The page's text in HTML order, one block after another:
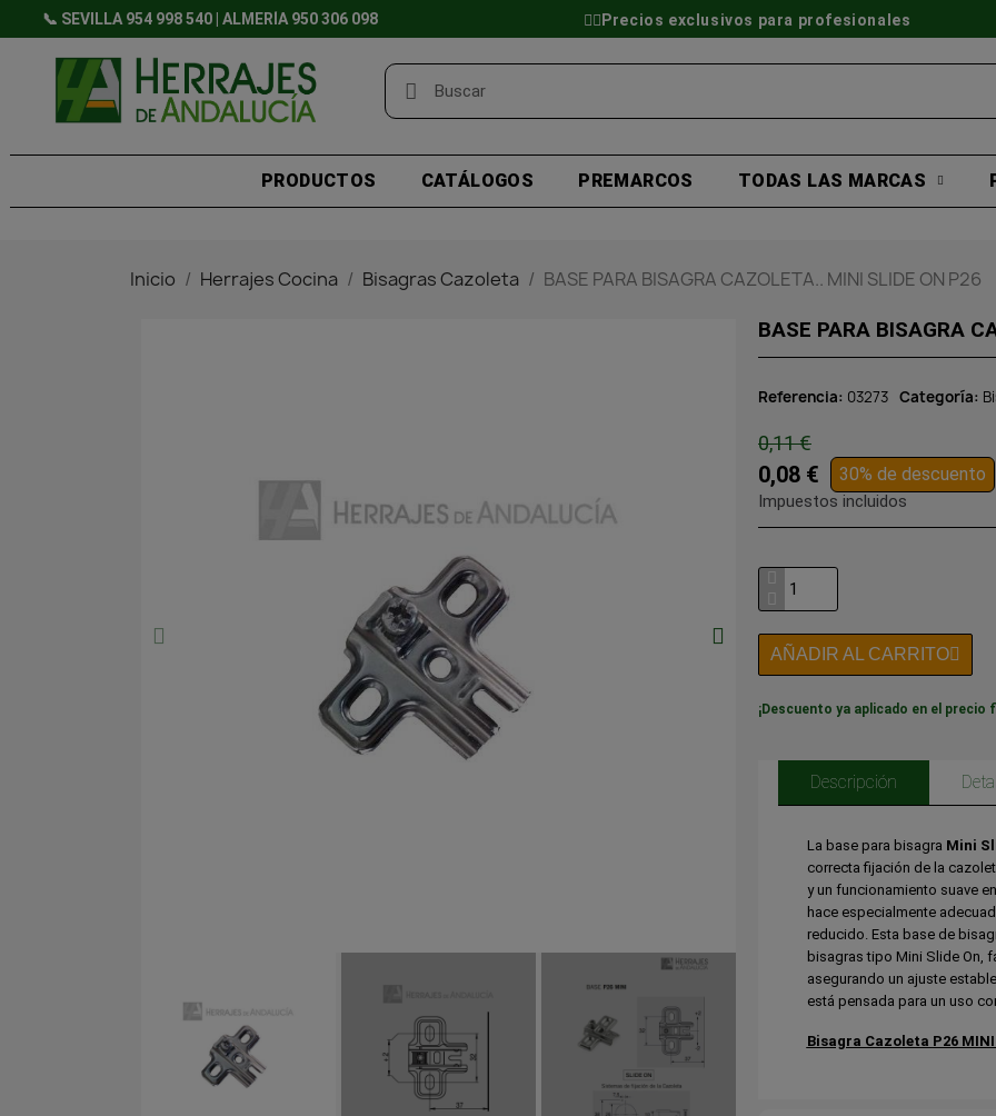
📞 SEVILLA 954 998 540 | ALMERÍA 950 306 098 👷‍♂️Precios exclusivos para profesionales
PRODUCTOS CATÁLOGOS PREMARCOS TODAS LAS MARCAS
Inicio Herrajes Cocina Bisagras Cazoleta BASE PARA BISAGRA CAZOLETA.. MINI SLIDE ON P26
BASE PARA BISAGRA
Referencia 03273 Categoría
0,11 €
0,08 € 30% de descuento
Impuestos incluidos
AÑADIR AL CARRITO
¡Descuento ya aplicado en el precio
Descripción
La base para bisagra Mini
correcta fijación de la
y un funcionamiento suave
hace especialmente
reducido. Esta base de
bisagras tipo Mini Slide On,
asegurando un ajuste
está pensada para un uso
Bisagra Cazoleta P26